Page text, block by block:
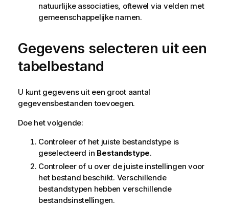
natuurlijke associaties, oftewel via velden met
gemeenschappelijke namen.
Gegevens selecteren uit een
tabelbestand
U kunt gegevens uit een groot aantal
gegevensbestanden toevoegen.
Doe het volgende:
Controleer of het juiste bestandstype is
geselecteerd in Bestandstype.
Controleer of u over de juiste instellingen voor
het bestand beschikt. Verschillende
bestandstypen hebben verschillende
bestandsinstellingen.